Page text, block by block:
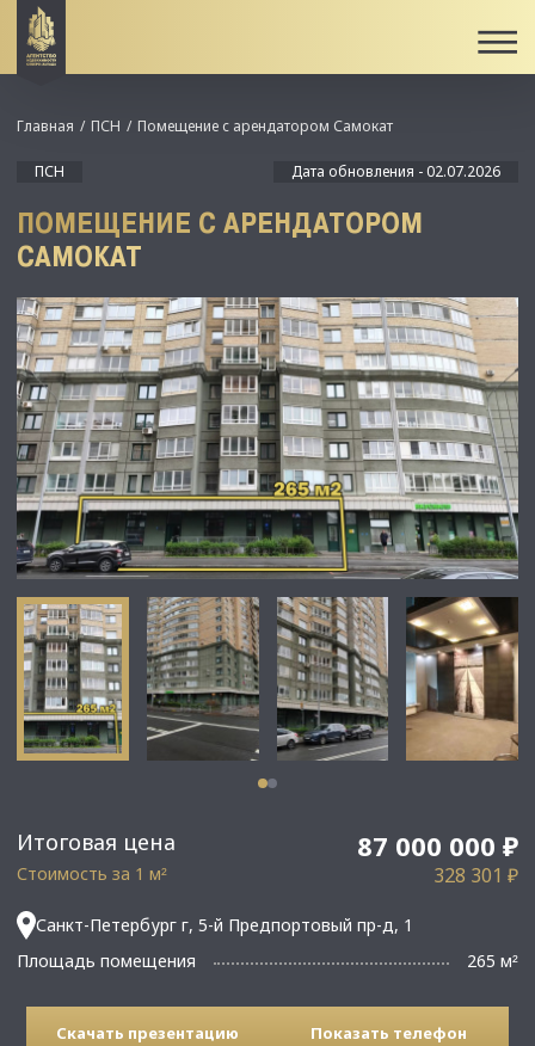
Итоговая цена 87 000 000 ₽
Стоимость за 1 м² 328 301 ₽
Санкт-Петербург г, 5-й Предпортовый пр-д, 1
Площадь помещения
265 м²
Главная ПСН Помещение с арендатором Самокат
ПСН Дата обновления - 02.07.2026
ПОМЕЩЕНИЕ С АРЕНДАТОРОМ
САМОКАТ
Скачать презентацию Показать телефон